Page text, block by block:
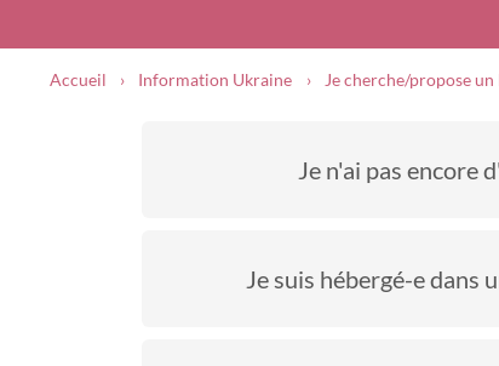
Accueil Information Ukraine Je cherche/propose
Je n'ai pas encore
Je suis hébergé-e dans